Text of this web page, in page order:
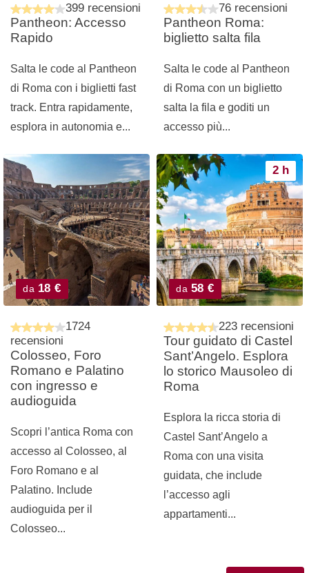
399 recensioni
Pantheon: Accesso
Rapido
Salta le code al Pantheon
di Roma con i biglietti fast
track. Entra rapidamente,
esplora in autonomia e...
76 recensioni
Pantheon Roma:
biglietto salta fila
Salta le code al Pantheon
di Roma con un biglietto
salta la fila e goditi un
accesso più...
da 18 €
1724
recensioni
Colosseo, Foro
Romano e Palatino
con ingresso e
audioguida
Scopri l’antica Roma con
accesso al Colosseo, al
Foro Romano e al
Palatino. Include
audioguida per il
Colosseo...
da 58 €
2 h
223 recensioni
Tour guidato di Castel
Sant’Angelo. Esplora
lo storico Mausoleo di
Roma
Esplora la ricca storia di
Castel Sant’Angelo a
Roma con una visita
guidata, che include
l’accesso agli
appartamenti...